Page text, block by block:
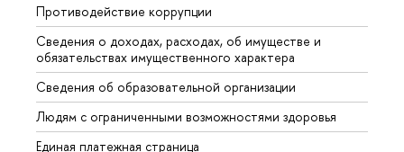
Противодействие коррупции
Сведения о доходах, расходах, об имуществе и
обязательствах имущественного характера
Сведения об образовательной организации
Людям с ограниченными возможностями здоровья
Единая платежная страница